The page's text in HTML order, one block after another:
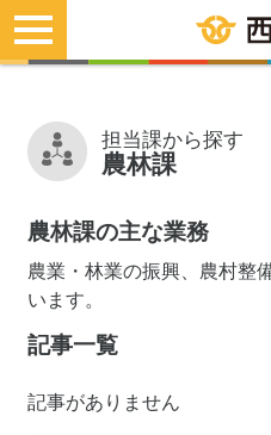
toggle
navigation
担当課から探す
農林課
農林課の主な業務
農業・林業の振興、農村整
います。
記事一覧
記事がありません